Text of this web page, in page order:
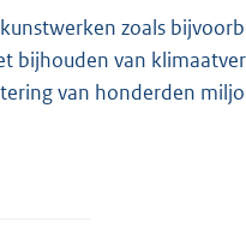
zoals
bijhouden van
van honderden